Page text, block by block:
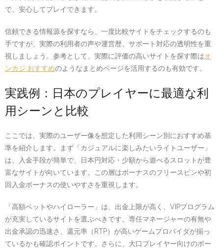
で、安心してプレイできます。
信頼できる情報源を探すなら、一度比較サイトをチェックするのも
手ですが、実際の利用者の声や運営歴、サポート対応の透明性を重
視しましょう。参考として、実際に評価の高いサイトを探す際はオ
ンカジ おすすめのようなまとめページを活用するのも有効です。
実践例：日本のプレイヤーに最適な利
用シーンと比較
ここでは、実際のユーザー像を想定した利用シーン別におすすめ基
準を紹介します。まず「カジュアルに楽しみたいライトユーザー」
は、入金手段が簡単で、日本円対応・少額から遊べるスロットが豊
富なサイトが向いています。この層はボーナスのフリースピンや初
回入金ボーナスの使いやすさを重視します。
「高額ベットやハイローラー」は、出金上限が高く、VIPプログラム
が充実しているサイトを選ぶべきです。専任マネージャーの有無や
出金承認の迅速さ、還元率（RTP）が高いゲームプロバイダが揃っ
ているかも確認ポイントです。さらに、大口プレイヤー向けのボー